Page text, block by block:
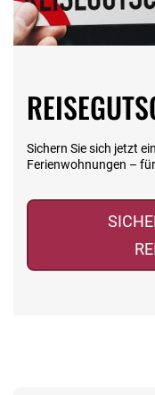
Sichern Sie sich jetzt
Ferienwohnungen –